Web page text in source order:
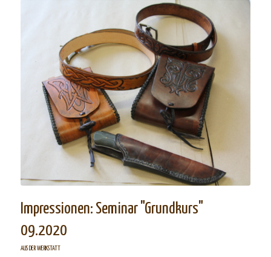
Impressionen: Seminar "Grundkurs"
09.2020
AUS DER WERKSTATT